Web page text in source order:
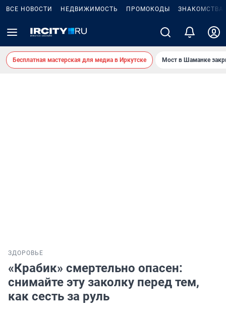
ВСЕ НОВОСТИ НЕДВИЖИМОСТЬ ПРОМОКОДЫ ЗНАКОМСТВА
Бесплатная мастерская для медиа в Иркутске Мост в Шаманке
ЗДОРОВЬЕ
«Крабик» смертельно опасен:
снимайте эту заколку перед тем,
как сесть за руль